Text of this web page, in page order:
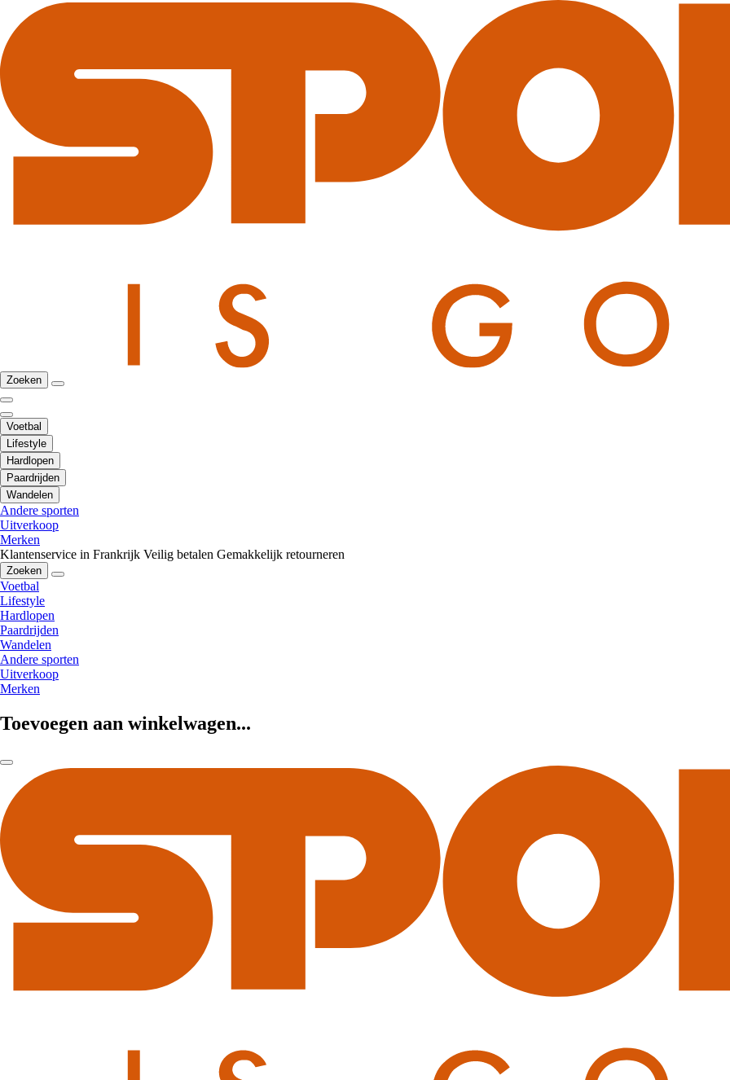
Zoeken
Voetbal
Lifestyle
Hardlopen
Paardrijden
Wandelen
Andere sporten
Uitverkoop
Merken
Klantenservice in Frankrijk Veilig betalen Gemakkelijk retourneren
Zoeken
Voetbal
Lifestyle
Hardlopen
Paardrijden
Wandelen
Andere sporten
Uitverkoop
Merken
Toevoegen aan winkelwagen...